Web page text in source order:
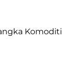
Komoditi